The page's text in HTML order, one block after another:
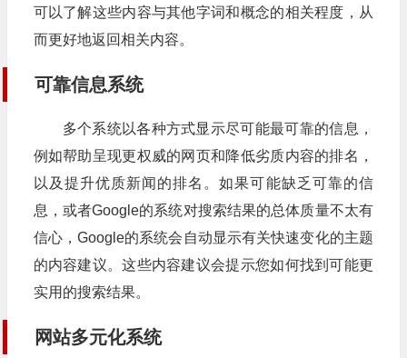
可以了解这些内容与其他字词和概念的相关程度，从
而更好地返回相关内容。
可靠信息系统
多个系统以各种方式显示尽可能最可靠的信息，
例如帮助呈现更权威的网页和降低劣质内容的排名，
以及提升优质新闻的排名。如果可能缺乏可靠的信
息，或者Google的系统对搜索结果的总体质量不太有
信心，Google的系统会自动显示有关快速变化的主题
的内容建议。这些内容建议会提示您如何找到可能更
实用的搜索结果。
网站多元化系统